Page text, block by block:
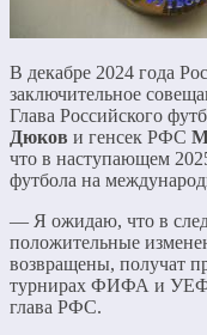
В декабре 2024 года
заключительное
Глава Российского
Дюков и генсек РФС
что в наступающем
футбола на
— Я ожидаю, что в
положительные
возвращены, получат
турнирах ФИФА и
глава РФС.